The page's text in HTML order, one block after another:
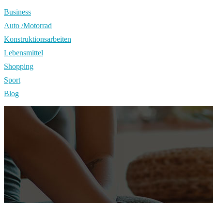
Business
Auto /Motorrad
Konstruktionsarbeiten
Lebensmittel
Shopping
Sport
Blog